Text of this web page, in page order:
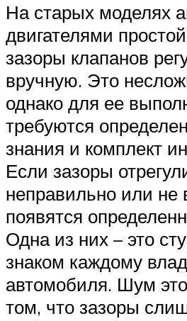
На старых моделях
двигателями
зазоры клапанов
вручную. Это
однако для ее
требуются
знания и комплект
Если зазоры
неправильно или не
появятся
Одна из них – это
знаком каждому
автомобиля. Шум
том, что зазоры